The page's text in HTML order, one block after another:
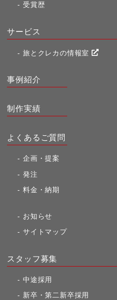
受賞歴
サービス
旅とクレカの情報室
事例紹介
制作実績
よくあるご質問
企画・提案
発注
料金・納期
お知らせ
サイトマップ
スタッフ募集
中途採用
新卒・第二新卒採用